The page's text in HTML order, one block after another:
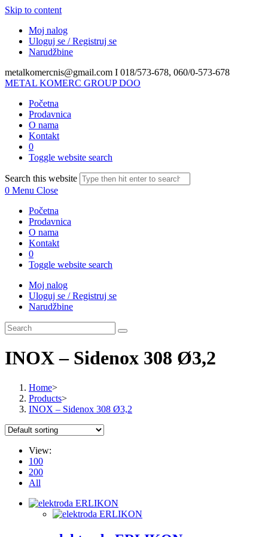
Skip to content
Moj nalog
Uloguj se / Registruj se
Narudžbine
metalkomercnis@gmail.com I 018/573-678, 060/0-573-678
METAL KOMERC GROUP DOO
Početna
Prodavnica
O nama
Kontakt
0
Toggle website search
Search this website
0 Menu Close
Početna
Prodavnica
O nama
Kontakt
0
Toggle website search
Moj nalog
Uloguj se / Registruj se
Narudžbine
INOX – Sidenox 308 Ø3,2
Home>
Products>
INOX – Sidenox 308 Ø3,2
View:
100
200
All